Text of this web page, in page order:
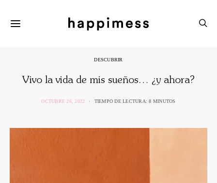
DESCUBRIR
Vivo la vida de mis sueños… ¿y ahora?
OCTUBRE 26, 2022 TIEMPO DE LECTURA: 8 MINUTOS